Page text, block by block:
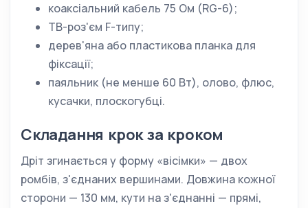
коаксіальний кабель 75 Ом (RG-6);
ТВ-роз'єм F-типу;
дерев'яна або пластикова планка для
фіксації;
паяльник (не менше 60 Вт), олово, флюс,
кусачки, плоскогубці.
Складання крок за кроком
Дріт згинається у форму «вісімки» — двох
ромбів, з'єднаних вершинами. Довжина кожної
сторони — 130 мм, кути на з'єднанні — прямі,